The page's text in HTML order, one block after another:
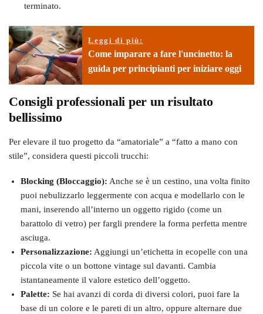
terminato.
Leggi di più:
Come imparare a fare l'uncinetto: la
guida per principianti per iniziare oggi
Consigli professionali per un risultato
bellissimo
Per elevare il tuo progetto da “amatoriale” a “fatto a mano con
stile”, considera questi piccoli trucchi:
Blocking (Bloccaggio): Anche se è un cestino, una volta finito
puoi nebulizzarlo leggermente con acqua e modellarlo con le
mani, inserendo all’interno un oggetto rigido (come un
barattolo di vetro) per fargli prendere la forma perfetta mentre
asciuga.
Personalizzazione: Aggiungi un’etichetta in ecopelle con una
piccola vite o un bottone vintage sul davanti. Cambia
istantaneamente il valore estetico dell’oggetto.
Palette: Se hai avanzi di corda di diversi colori, puoi fare la
base di un colore e le pareti di un altro, oppure alternare due